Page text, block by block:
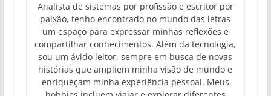
Analista de sistemas por profissão e escritor por
paixão, tenho encontrado no mundo das letras
um espaço para expressar minhas reflexões e
compartilhar conhecimentos. Além da tecnologia,
sou um ávido leitor, sempre em busca de novas
histórias que ampliem minha visão de mundo e
enriqueçam minha experiência pessoal. Meus